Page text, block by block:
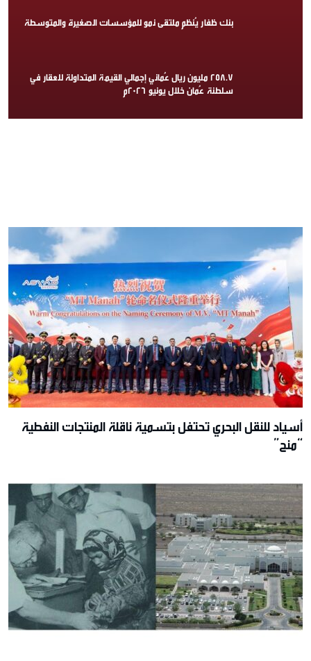
بنك ظفار يُنظم ملتقى نمو للمؤسسات الصغيرة والمتوسطة
258.7 مليون ريال عُماني إجمالي القيمة المتداولة للعقار في
سلطنة عُمان خلال يونيو 2026م
أسياد للنقل البحري تحتفل بتسمية ناقلة المنتجات النفطية
“منح”